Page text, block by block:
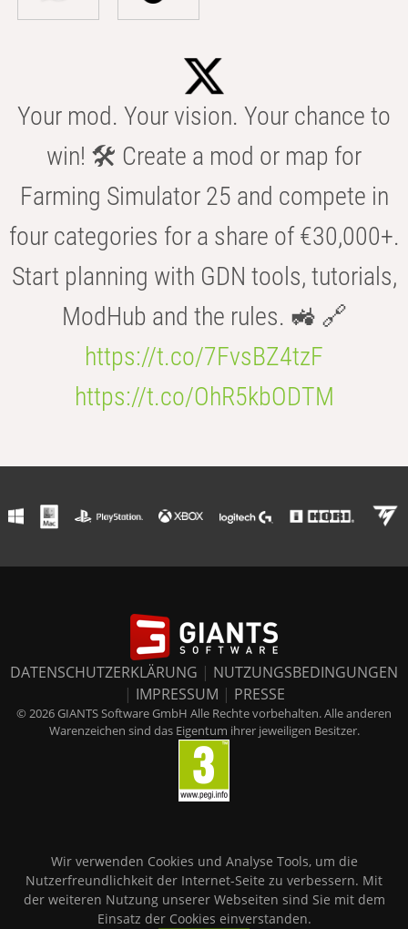
Your mod. Your vision. Your chance to
win! 🛠️ Create a mod or map for
Farming Simulator 25 and compete in
four categories for a share of €30,000+.
Start planning with GDN tools, tutorials,
ModHub and the rules. 🚜 🔗
https://t.co/7FvsBZ4tzF
https://t.co/OhR5kbODTM
DATENSCHUTZERKLÄRUNG | NUTZUNGSBEDINGUNGEN
| IMPRESSUM | PRESSE
© 2026 GIANTS Software GmbH Alle Rechte vorbehalten. Alle anderen
Warenzeichen sind das Eigentum ihrer jeweiligen Besitzer.
Wir verwenden Cookies und Analyse Tools, um die
Nutzerfreundlichkeit der Internet-Seite zu verbessern. Mit
der weiteren Nutzung unserer Webseiten sind Sie mit dem
Einsatz der Cookies einverstanden.